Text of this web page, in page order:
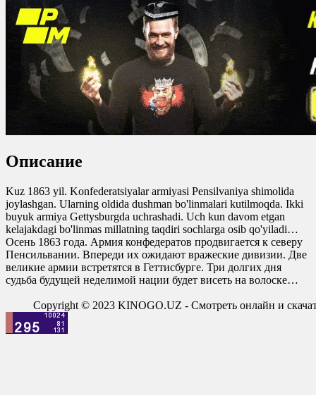
yuklash
Описание
Kuz 1863 yil. Konfederatsiyalar armiyasi Pensilvaniya shimolida
joylashgan. Ularning oldida dushman bo'linmalari kutilmoqda. Ikki
buyuk armiya Gettysburgda uchrashadi. Uch kun davom etgan
kelajakdagi bo'linmas millatning taqdiri sochlarga osib qo'yiladi…
Осень 1863 года. Армия конфедератов продвигается к северу
Пенсильвании. Впереди их ожидают вражеские дивизии. Две
великие армии встретятся в Геттисбурге. Три долгих дня
судьба будущей неделимой нации будет висеть на волоске…
Copyright © 2023 KINOGO.UZ - Смотреть онлайн и